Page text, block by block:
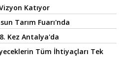
Katıyor
Tarım Fuarı'nda
Kez Antalya'da
Tüm İhtiyaçları Tek